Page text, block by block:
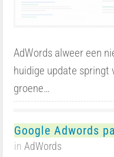
AdWords alweer een
huidige update springt
groene…
Google Adwords
in AdWords